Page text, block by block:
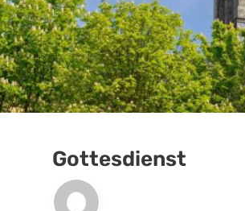
Gottesdienst